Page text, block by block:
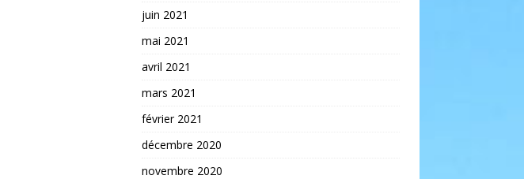
juin 2021
mai 2021
avril 2021
mars 2021
février 2021
décembre 2020
novembre 2020